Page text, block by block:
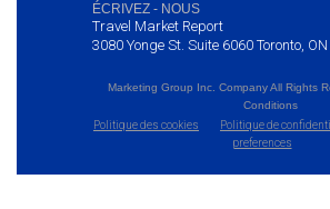
ÉCRIVEZ - NOUS
Travel Market Report
3080 Yonge St. Suite 6060 Toronto,
Marketing Group Inc. Company All Rights
Conditions
Politique des cookies
Politique de
preferences